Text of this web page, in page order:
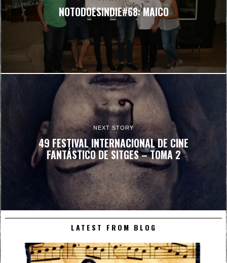
NOTODOESINDIE#68: MAICO
NEXT STORY
49 FESTIVAL INTERNACIONAL DE CINE
FANTÁSTICO DE SITGES – TOMA 2
LATEST FROM BLOG